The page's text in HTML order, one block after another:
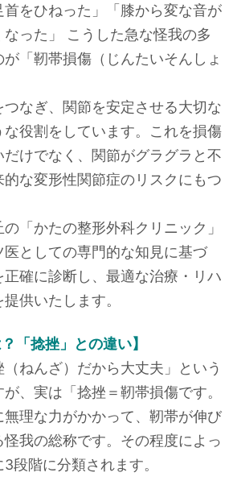
首をひねった」「膝から変な音が
なった」 こうした急な怪我の多
が「靭帯損傷（じんたいそんしょ
なぎ、関節を安定させる大切な
な役割をしています。これを損傷
けでなく、関節がグラグラと不
な変形性関節症のリスクにもつ
「かたの整形外科クリニック」
としての専門的な知見に基づ
正確に診断し、最適な治療・リハ
供いたします。
「捻挫」との違い】
ねんざ）だから大丈夫」という
、実は「捻挫＝靭帯損傷です。
理な力がかかって、靭帯が伸び
我の総称です。その程度によっ
段階に分類されます。